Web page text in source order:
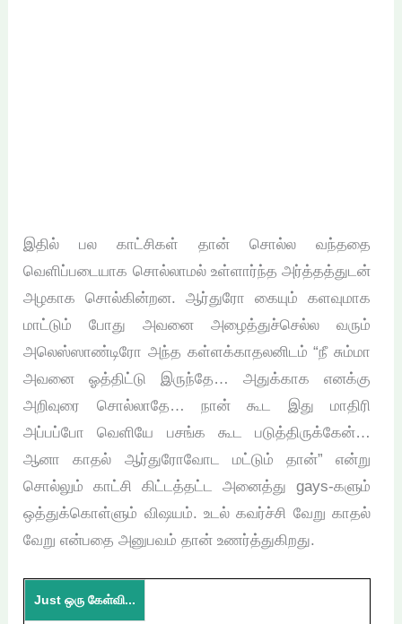
இதில் பல காட்சிகள் தான் சொல்ல வந்ததை
வெளிப்படையாக சொல்லாமல் உள்ளார்ந்த அர்த்தத்துடன்
அழகாக சொல்கின்றன. ஆர்துரோ கையும் களவுமாக
மாட்டும் போது அவனை அழைத்துச்செல்ல வரும்
அலெஸ்ஸாண்டிரோ அந்த கள்ளக்காதலனிடம் “நீ சும்மா
அவனை ஓத்திட்டு இருந்தே… அதுக்காக எனக்கு
அறிவுரை சொல்லாதே… நான் கூட இது மாதிரி
அப்பப்போ வெளியே பசங்க கூட படுத்திருக்கேன்…
ஆனா காதல் ஆர்துரோவோட மட்டும் தான்” என்று
சொல்லும் காட்சி கிட்டத்தட்ட அனைத்து gays-களும்
ஒத்துக்கொள்ளும் விஷயம். உடல் கவர்ச்சி வேறு காதல்
வேறு என்பதை அனுபவம் தான் உணர்த்துகிறது.
Just ஒரு கேள்வி...